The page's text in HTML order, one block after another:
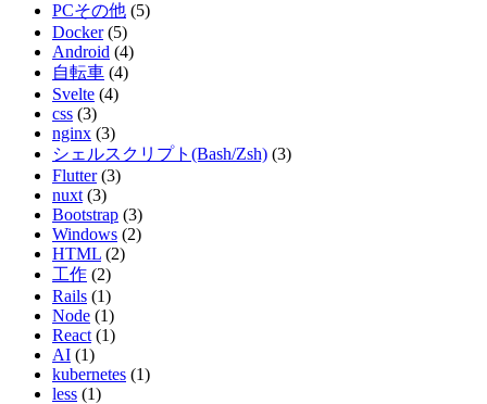
PCその他 (5)
Docker (5)
Android (4)
自転車 (4)
Svelte (4)
css (3)
nginx (3)
シェルスクリプト(Bash/Zsh) (3)
Flutter (3)
nuxt (3)
Bootstrap (3)
Windows (2)
HTML (2)
工作 (2)
Rails (1)
Node (1)
React (1)
AI (1)
kubernetes (1)
less (1)